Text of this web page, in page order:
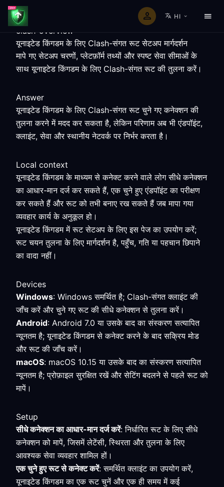
HI
clash-overview
यूनाइटेड किंगडम के लिए Clash-संगत रूट सेटअप मार्गदर्शन
मापे गए सेटअप चरणों, प्लेटफ़ॉर्म तथ्यों और स्पष्ट सेवा सीमाओं के
साथ यूनाइटेड किंगडम के लिए Clash-संगत रूट की तुलना करें।
Answer
यूनाइटेड किंगडम के लिए Clash-संगत रूट चुने गए कनेक्शन की
तुलना करने में मदद कर सकता है, लेकिन परिणाम अब भी एंडपॉइंट,
क्लाइंट, सेवा और स्थानीय नेटवर्क पर निर्भर करता है।
Local context
यूनाइटेड किंगडम के माध्यम से कनेक्ट करने वाले लोग सीधे कनेक्शन
का आधार-मान दर्ज कर सकते हैं, एक चुने हुए एंडपॉइंट का परीक्षण
कर सकते हैं और रूट को तभी बनाए रख सकते हैं जब मापा गया
व्यवहार कार्य के अनुकूल हो।
यूनाइटेड किंगडम में रूट सेटअप के लिए इस पेज का उपयोग करें;
रूट चयन तुलना के लिए मार्गदर्शन है, पहुँच, गति या पहचान छिपाने
का वादा नहीं।
Devices
Windows: Windows समर्थित है; Clash-संगत क्लाइंट की
जाँच करें और चुने गए रूट की सीधे कनेक्शन से तुलना करें।
Android: Android 7.0 या उसके बाद का संस्करण सत्यापित
न्यूनतम है; यूनाइटेड किंगडम से कनेक्ट करने के बाद सक्रिय मोड
और रूट की जाँच करें।
macOS: macOS 10.15 या उसके बाद का संस्करण सत्यापित
न्यूनतम है; प्रोफ़ाइल सुरक्षित रखें और सेटिंग बदलने से पहले रूट को
मापें।
Setup
सीधे कनेक्शन का आधार-मान दर्ज करें: निर्धारित रूट के लिए सीधे
कनेक्शन को मापें, जिसमें लेटेंसी, स्थिरता और तुलना के लिए
आवश्यक सेवा व्यवहार शामिल हों।
एक चुने हुए रूट से कनेक्ट करें: समर्थित क्लाइंट का उपयोग करें,
यूनाइटेड किंगडम का एक रूट चुनें और एक ही समय में कई